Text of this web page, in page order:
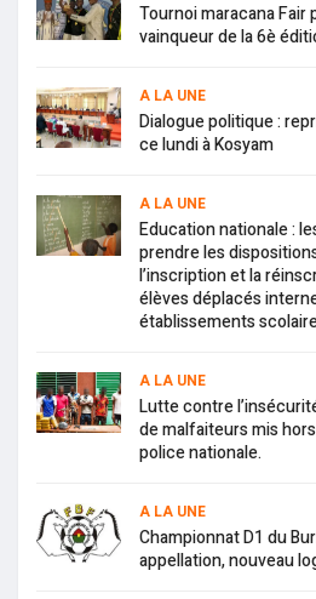
Tournoi maracana Fair
vainqueur de la 6è
A LA UNE
Dialogue politique :
ce lundi à Kosyam
A LA UNE
Education nationale :
prendre les
l’inscription et la
élèves déplacés
établissements
A LA UNE
Lutte contre
de malfaiteurs mis
police nationale.
A LA UNE
Championnat D1 du
appellation, nouveau